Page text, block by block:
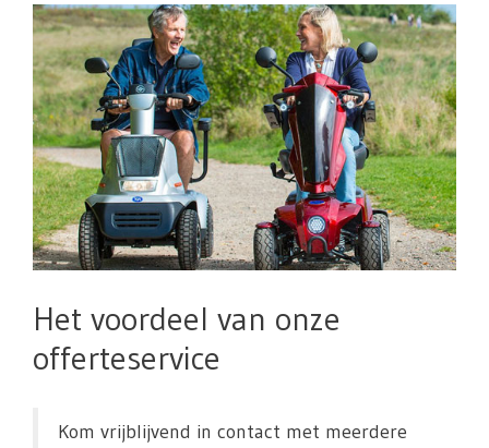
Het voordeel van onze
offerteservice
Kom vrijblijvend in contact met meerdere